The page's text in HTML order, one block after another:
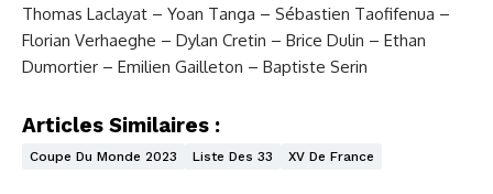
Thomas Laclayat – Yoan Tanga – Sébastien Taofifenua –
Florian Verhaeghe – Dylan Cretin – Brice Dulin – Ethan
Dumortier – Emilien Gailleton – Baptiste Serin
Articles Similaires :
Coupe Du Monde 2023 Liste Des 33 XV De France